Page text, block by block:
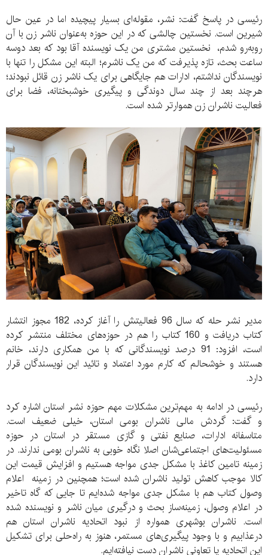
رئیسی در پاسخ گفت: نشر، مقوله‌ای بسیار پیچیده اما در عین حال
شیرین است. نخستین چالشی که در این حوزه به‌عنوان ناشر زن با آن
روبه‌رو شدم، نخستین مشتری من یک نویسنده آقا بود که بعد دو‌سه
ساعت بحث، تازه پذیرفت که من یک ناشرم؛ البته این مشکل را تنها با
نویسندگان نداشتم، ادارات هم جایگاهی برای یک ناشر زن قائل نبودند؛
هرچند بعد از چند سال دوندگی و پیگیری خوشبختانه، فضا برای
فعالیت ناشران زن هموارتر شده است.
مدیر نشر حله که سال 96 فعالیتش را آغاز کرده، 182 مجوز انتشار
کتاب دریافت و 160 کتاب را هم در حوزه‌های مختلف منتشر کرده
است، افزود: 91 درصد نویسندگانی که با من همکاری دارند، خانم
هستند و خوشحالم که کارم مورد اعتماد و تائید این نویسندگان قرار
دارد.
رئیسی در ادامه به مهم‌ترین مشکلات مهم حوزه نشر استان اشاره کرد
و گفت: گردش مالی ناشران بومی استان، خیلی ضعیف است.
متاسفانه ادارات، صنایع نفتی و گازی مستقر در استان در حوزه
مسئولیت‌های اجتماعی‌شان اصلا نگاه خوبی به ناشران بومی ندارند. در
زمینه تامین کاغذ با مشکل جدی مواجه هستیم و افزایش قیمت این
کالا موجب کاهش تولید ناشران شده است؛ همچنین در زمینه اعلام
وصول کتاب هم با مشکل جدی مواجه شده‌ایم تا جایی که گاه تاخیر
در اعلام وصول، زمینه‌ساز بحث و درگیری میان ناشر و نویسنده شده‌
است. ناشران بوشهری همواره از نبود اتحادیه ناشران استان هم
درعذابیم و با وجود پیگیری‌های مستمر، هنوز به راه‌حلی برای تشکیل
این اتحادیه یا تعاونی ناشران دست نیافته‌ایم.